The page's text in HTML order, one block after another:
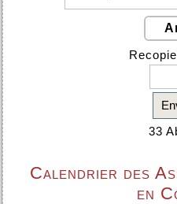
33
Calendrier des
en